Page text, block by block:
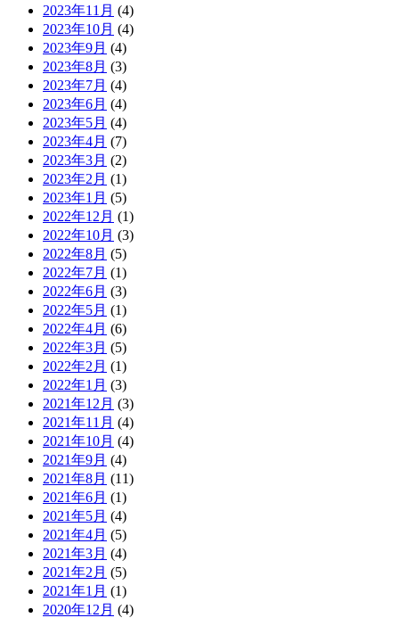
2023年11月 (4)
2023年10月 (4)
2023年9月 (4)
2023年8月 (3)
2023年7月 (4)
2023年6月 (4)
2023年5月 (4)
2023年4月 (7)
2023年3月 (2)
2023年2月 (1)
2023年1月 (5)
2022年12月 (1)
2022年10月 (3)
2022年8月 (5)
2022年7月 (1)
2022年6月 (3)
2022年5月 (1)
2022年4月 (6)
2022年3月 (5)
2022年2月 (1)
2022年1月 (3)
2021年12月 (3)
2021年11月 (4)
2021年10月 (4)
2021年9月 (4)
2021年8月 (11)
2021年6月 (1)
2021年5月 (4)
2021年4月 (5)
2021年3月 (4)
2021年2月 (5)
2021年1月 (1)
2020年12月 (4)